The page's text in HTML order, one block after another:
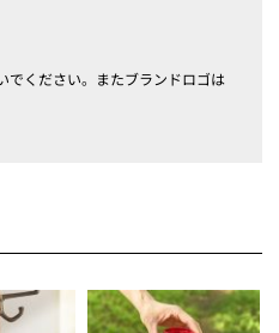
ください。またブランドロゴは